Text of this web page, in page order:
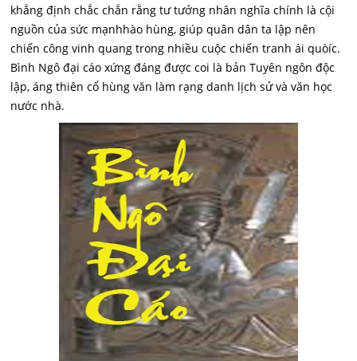
khẳng định chắc chắn rằng tư tưởng nhân nghĩa chính là cội
nguồn của sức mạnhhào hùng, giúp quân dân ta lập nên
chiến công vinh quang trong nhiều cuộc chiến tranh ái quòíc.
Bình Ngô đại cáo xứng đáng được coi là bản Tuyên ngôn độc
lập, áng thiên cổ hùng văn làm rạng danh lịch sử và văn học
nước nhà.